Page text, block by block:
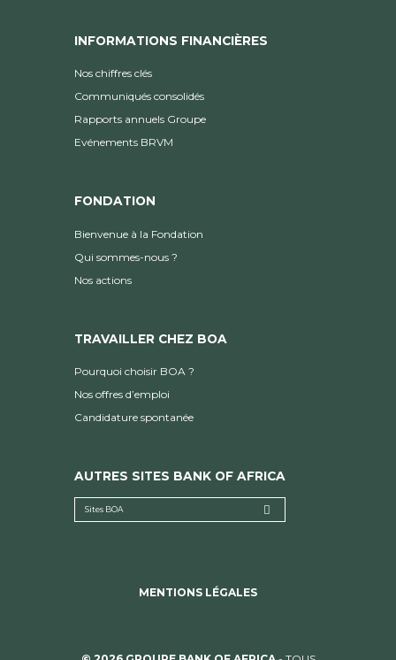
INFORMATIONS FINANCIÈRES
Nos chiffres clés
Communiqués consolidés
Rapports annuels Groupe
Evénements BRVM
FONDATION
Bienvenue à la Fondation
Qui sommes-nous ?
Nos actions
TRAVAILLER CHEZ BOA
Pourquoi choisir BOA ?
Nos offres d’emploi
Candidature spontanée
AUTRES SITES BANK OF AFRICA
Sites BOA
MENTIONS LÉGALES